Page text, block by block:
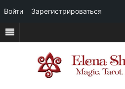
Войти Зарегистрироваться